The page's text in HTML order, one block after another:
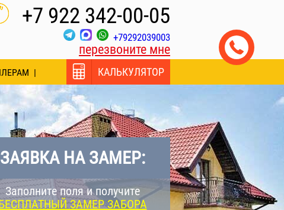
+7 922 342-00-05
+79292039003
перезвоните мне
КАЛЬКУЛЯТОР
ЗАЯВКА НА ЗАМЕР:
Заполните поля и получите
ЗАМЕР ЗАБОРА